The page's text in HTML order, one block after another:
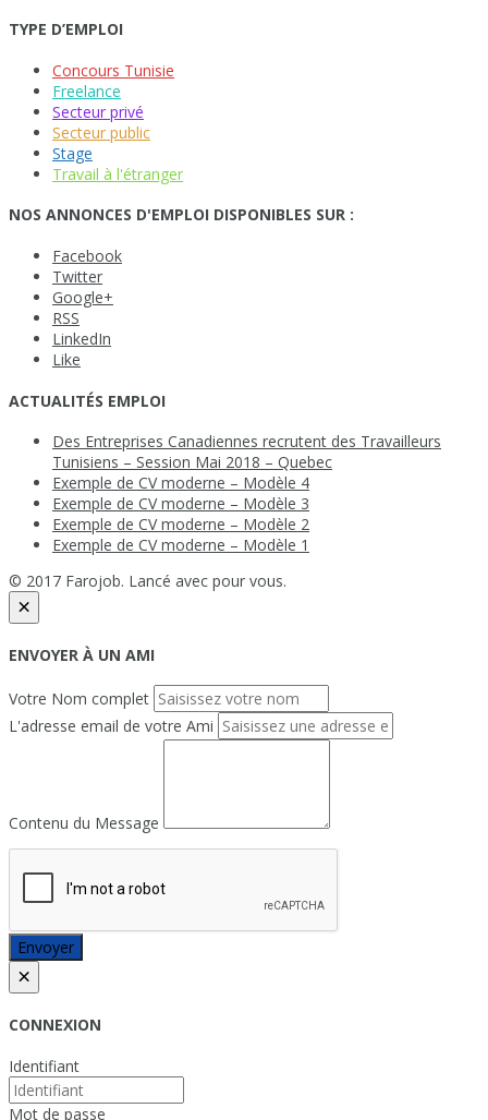
TYPE D’EMPLOI
Concours Tunisie
Freelance
Secteur privé
Secteur public
Stage
Travail à l'étranger
NOS ANNONCES D'EMPLOI DISPONIBLES SUR :
Facebook
Twitter
Google+
RSS
LinkedIn
Like
ACTUALITÉS EMPLOI
Des Entreprises Canadiennes recrutent des Travailleurs
Tunisiens – Session Mai 2018 – Quebec
Exemple de CV moderne – Modèle 4
Exemple de CV moderne – Modèle 3
Exemple de CV moderne – Modèle 2
Exemple de CV moderne – Modèle 1
© 2017 Farojob. Lancé avec pour vous.
×
ENVOYER À UN AMI
Votre Nom complet
L'adresse email de votre Ami
Contenu du Message
Envoyer
×
CONNEXION
Identifiant
Mot de passe